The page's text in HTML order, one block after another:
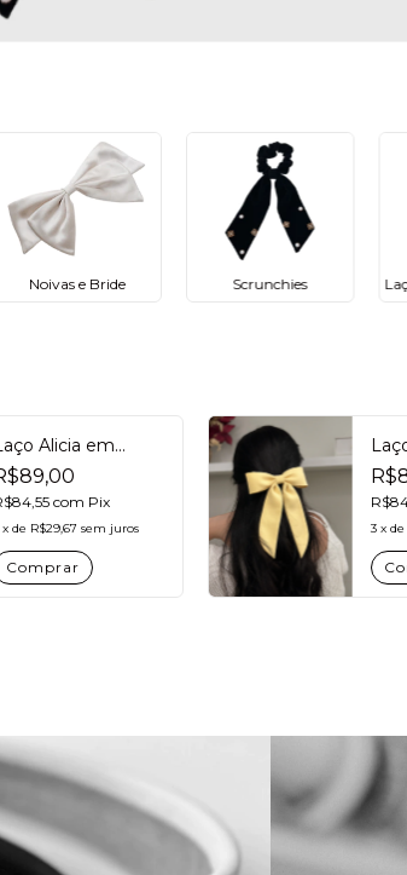
Noivas e Bride Scrunchies
Alicia em
Crepe com
- Branco e
White
com Pix
x de R$29,67 sem juros
Comprar
3 x de